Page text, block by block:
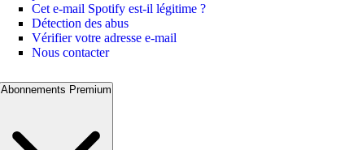
Cet e-mail Spotify est-il légitime ?
Détection des abus
Vérifier votre adresse e-mail
Nous contacter
Abonnements Premium